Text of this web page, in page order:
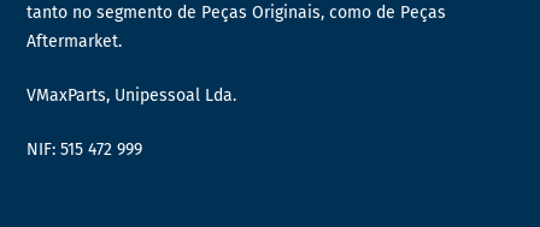
tanto no segmento de Peças Originais, como de Peças
Aftermarket.
VMaxParts, Unipessoal Lda.
NIF: 515 472 999